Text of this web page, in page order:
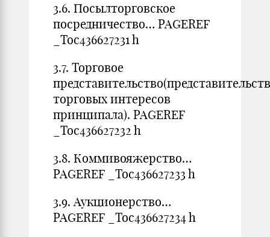
3.6. Посылторговское
посредничество… PAGEREF
_Toc436627231 h
3.7. Торговое
торговых интересов
принципала). PAGEREF
_Toc436627232 h
3.8. Коммивояжерство…
PAGEREF _Toc436627233 h
3.9. Аукционерство…
PAGEREF _Toc436627234 h